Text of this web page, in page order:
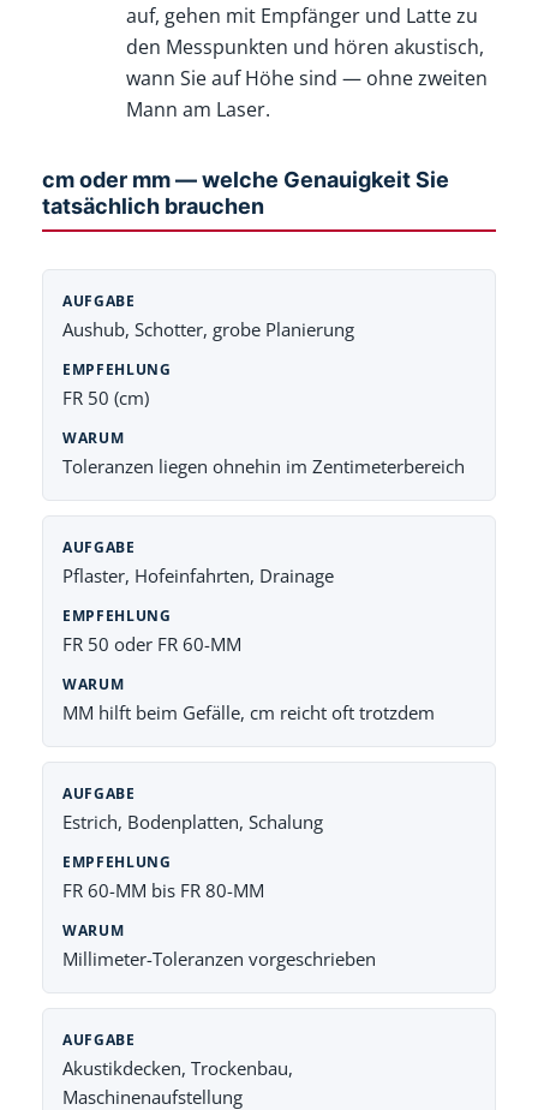
auf, gehen mit Empfänger und Latte zu
den Messpunkten und hören akustisch,
wann Sie auf Höhe sind — ohne zweiten
Mann am Laser.
cm oder mm — welche Genauigkeit Sie
tatsächlich brauchen
Aushub, Schotter, grobe Planierung
FR 50 (cm)
Toleranzen liegen ohnehin im Zentimeterbereich
Pflaster, Hofeinfahrten, Drainage
FR 50 oder FR 60-MM
MM hilft beim Gefälle, cm reicht oft trotzdem
Estrich, Bodenplatten, Schalung
FR 60-MM bis FR 80-MM
Millimeter-Toleranzen vorgeschrieben
Akustikdecken, Trockenbau,
Maschinenaufstellung